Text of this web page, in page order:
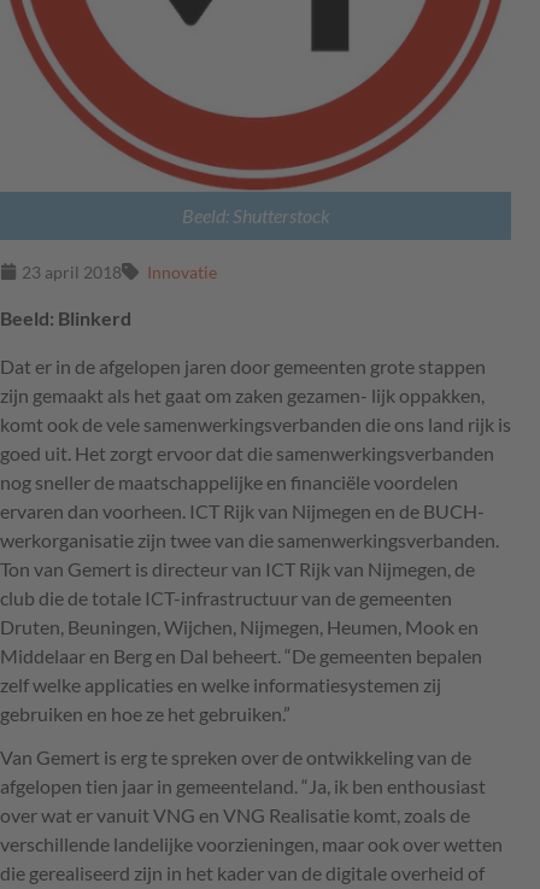
Beeld: Shutterstock
23 april 2018 Innovatie
Beeld: Blinkerd
Dat er in de afgelopen jaren door gemeenten grote stappen
zijn gemaakt als het gaat om zaken gezamen- lijk oppakken,
komt ook de vele samenwerkingsverbanden die ons land rijk is
goed uit. Het zorgt ervoor dat die samenwerkingsverbanden
nog sneller de maatschappelijke en financiële voordelen
ervaren dan voorheen. ICT Rijk van Nijmegen en de BUCH-
werkorganisatie zijn twee van die samenwerkingsverbanden.
Ton van Gemert is directeur van ICT Rijk van Nijmegen, de
club die de totale ICT-infrastructuur van de gemeenten
Druten, Beuningen, Wijchen, Nijmegen, Heumen, Mook en
Middelaar en Berg en Dal beheert. “De gemeenten bepalen
zelf welke applicaties en welke informatiesystemen zij
gebruiken en hoe ze het gebruiken.”
Van Gemert is erg te spreken over de ontwikkeling van de
afgelopen tien jaar in gemeenteland. “Ja, ik ben enthousiast
over wat er vanuit VNG en VNG Realisatie komt, zoals de
verschillende landelijke voorzieningen, maar ook over wetten
die gerealiseerd zijn in het kader van de digitale overheid of